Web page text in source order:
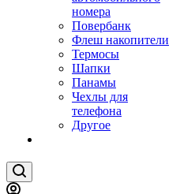
номера
Повербанк
Флеш накопители
Термосы
Шапки
Панамы
Чехлы для
телефона
Другое